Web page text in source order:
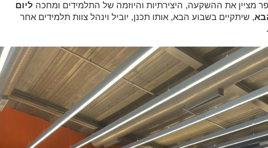
מציין את ההשקעה, היצירתיות והיוזמה של התלמידים ומחכה ליום
, שיתקיים בשבוע הבא, אותו תכנן, יוביל וינהל צוות תלמידים אחר